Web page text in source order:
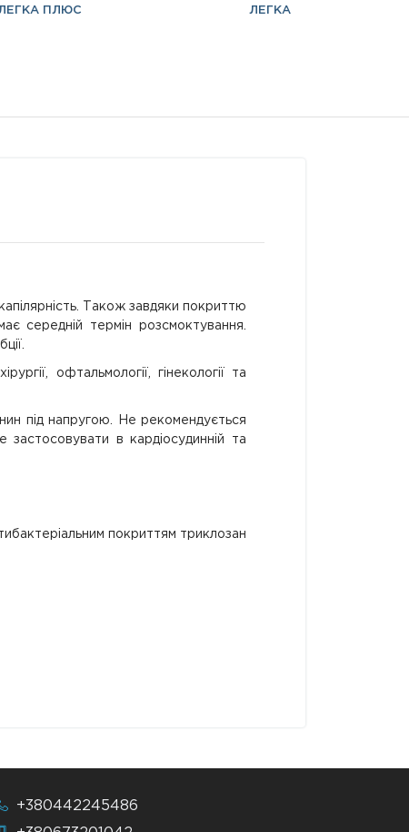
ПЛЮС
ЛЕГКА
Також завдяки покриттю
середній термін розсмоктування.
офтальмології, гінекології та
під напругою. Не рекомендується
в кардіосудинній та
покриттям триклозан
+380442245486